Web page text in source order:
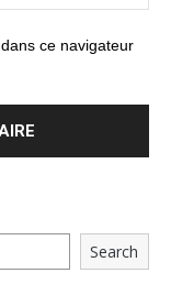
ce navigateur
Search